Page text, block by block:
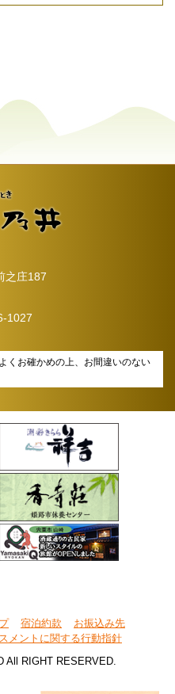
之庄187
1027
くお確かめの上、お間違いのない
宿泊約款
お振込み先
メントに関する行動指針
All RIGHT RESERVED.